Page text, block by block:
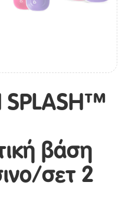
SPLASH™
βάση
σετ 2